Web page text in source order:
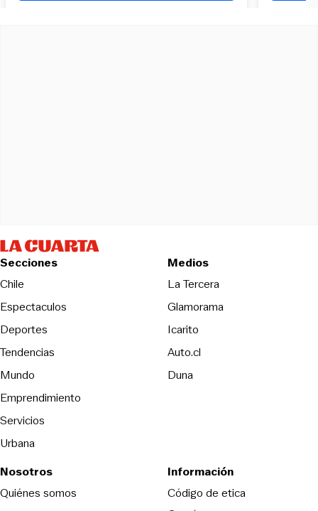
Secciones
Chile
Espectaculos
Deportes
Tendencias
Mundo
Emprendimiento
Servicios
Urbana
Medios
La TerceraOpens in new
Glamorama
Icarito
Auto.cl
DunaOpens in new window
Nosotros
Quiénes somos
Información
Código de eticaOpens in new